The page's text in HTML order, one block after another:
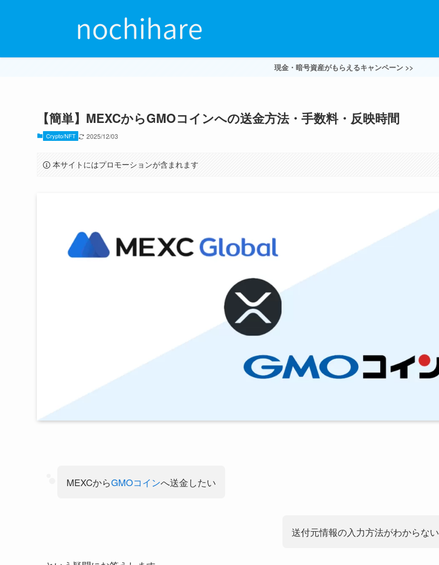
現金・暗号資産がもらえるキャンペーン >>
【簡単】MEXCからGMOコインへの送金方法・手数料・反映時間
Crypto/NFT 2025/12/03
本サイトにはプロモーションが含まれます
MEXCからGMOコインへ送金したい
送付元情報の入力方法がわからない